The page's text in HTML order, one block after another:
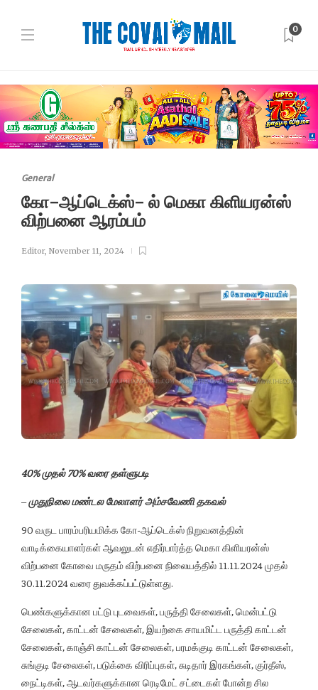
0
General
கோ-ஆப்டெக்ஸ்- ல் மெகா கிளியரன்ஸ்
விற்பனை ஆரம்பம்
Editor, November 11, 2024
40% முதல் 70% வரை தள்ளுபடி
–முதுநிலை மண்டல மேலாளர் அம்சவேணி தகவல்
90 வருட பாரம்பரியமிக்க கோ-ஆப்டெக்ஸ் நிறுவனத்தின்
வாடிக்கையாளர்கள் ஆவலுடன் எதிர்பார்த்த மெகா கிளியரன்ஸ்
விற்பனை கோவை மருதம் விற்பனை நிலையத்தில் 11.11.2024 முதல்
30.11.2024 வரை துவக்கப்பட்டுள்ளது.
பெண்களுக்கான பட்டு புடவைகள், பருத்தி சேலைகள், மென்பட்டு
சேலைகள், காட்டன் சேலைகள், இயற்கை சாயமிட்ட பருத்தி காட்டன்
சேலைகள், காஞ்சி காட்டன் சேலைகள், பரமக்குடி காட்டன் சேலைகள்,
சுங்குடி சேலைகள், படுக்கை விரிப்புகள், சுடிதார் இரகங்கள், குர்தீஸ்,
நைட்டிகள், ஆடவர்களுக்கான ரெடிமேட் சட்டைகள் போன்ற சில